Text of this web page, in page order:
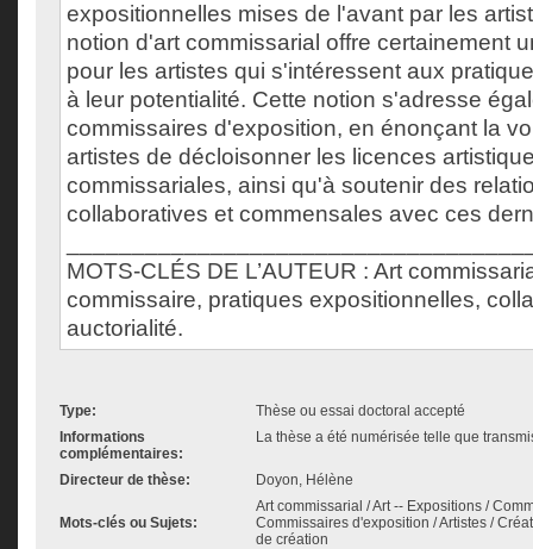
expositionnelles mises de l'avant par les
notion d'art commissarial offre certainement
pour les artistes qui s'intéressent aux
à leur potentialité. Cette notion s'adresse
commissaires d'exposition, en énonçant la
artistes de décloisonner les licences
commissariales, ainsi qu'à soutenir des
collaboratives et commensales avec ces
MOTS-CLÉS DE L’AUTEUR : Art
commissaire, pratiques expositionnelles,
auctorialité.
Type:
Thèse ou essai doctoral accepté
Informations
complémentaires:
La thèse a été numérisée telle que
Directeur de thèse: Doyon, Hélène
Mots-clés ou Sujets:
Art commissarial / Art -- Expositions /
Commissaires d'exposition / Artistes /
de création